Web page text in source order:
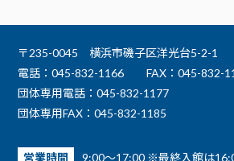
〒235-0045 横浜市磯子区洋光台5-2-1
電話：045-832-1166
FAX：045-832-
団体専用電話：045-832-1177
団体専用FAX：045-832-1185
営業時間 9:00～17:00 ※最終入館は